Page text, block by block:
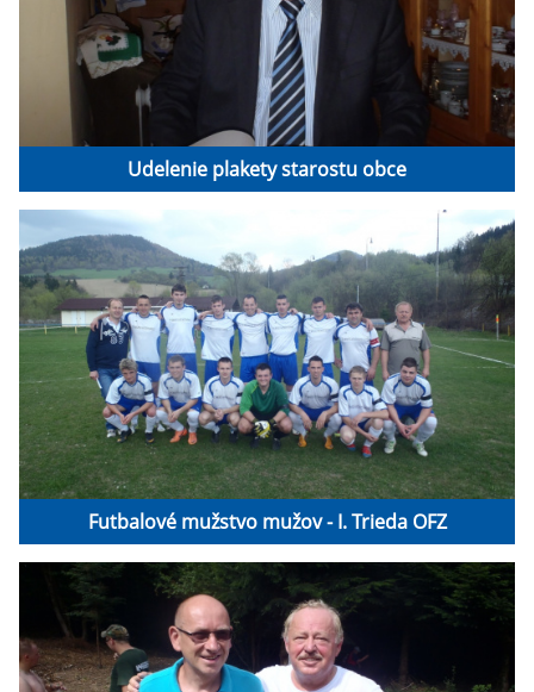
Udelenie plakety starostu obce
Futbalové mužstvo mužov - I. Trieda OFZ